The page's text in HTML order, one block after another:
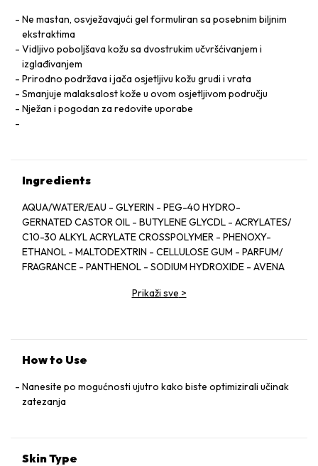
Ne mastan, osvježavajući gel formuliran sa posebnim biljnim
ekstraktima
Vidljivo poboljšava kožu sa dvostrukim učvršćivanjem i
izglađivanjem
Prirodno podržava i jača osjetljivu kožu grudi i vrata
Smanjuje malaksalost kože u ovom osjetljivom području
Nježan i pogodan za redovite uporabe
Ingredients
AQUA/WATER/EAU - GLYERIN - PEG-40 HYDRO-
GERNATED CASTOR OIL - BUTYLENE GLYCDL - ACRYLATES/
C10-30 ALKYL ACRYLATE CROSSPOLYMER - PHENOXY-
ETHANOL - MALTODEXTRIN - CELLULOSE GUM - PARFUM/
FRAGRANCE - PANTHENOL - SODIUM HYDROXIDE - AVENA
FRUIT EXTRACT - SODIUM DEHYDROACETATE -
[C0531 C]
Prikaži sve >
How to Use
Nanesite po mogućnosti ujutro kako biste optimizirali učinak
zatezanja
Skin Type